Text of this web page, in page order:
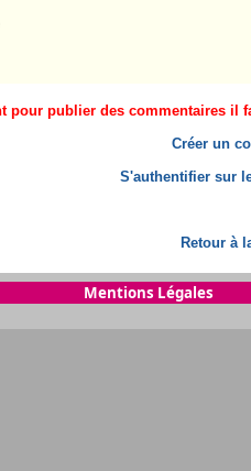
pour publier des commentaires il
Créer un
S'authentifier sur
Retour à
Mentions Légales